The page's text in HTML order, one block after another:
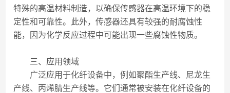
特殊的高温材料制造，以确保传感器在高温环境下的稳
定性和可靠性。此外，传感器还具有较强的耐腐蚀性
能，因为化学反应过程中可能出现一些腐蚀性物质。
三、应用领域
广泛应用于化纤设备中，例如聚酯生产线、尼龙生
产线、丙烯腈生产线等。它们通常被安装在化纤设备的